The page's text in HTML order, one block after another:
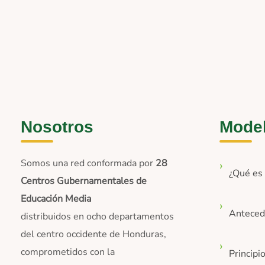
Nosotros
Somos una red conformada por 28
Centros Gubernamentales de
Educación Media
distribuidos en ocho departamentos
del centro occidente de Honduras,
comprometidos con la
¿Qué